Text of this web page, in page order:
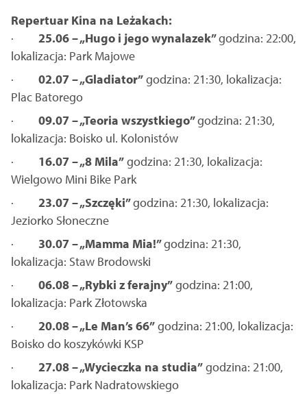
Repertuar Kina na Leżakach:
· 25.06 – „Hugo i jego wynalazek”godzina: 22:00,
lokalizacja: Park Majowe
· 02.07 – „Gladiator”godzina: 21:30, lokalizacja:
Plac Batorego
· 09.07 – „Teoria wszystkiego”godzina: 21:30,
lokalizacja: Boisko ul. Kolonistów
· 16.07 – „8 Mila”godzina: 21:30, lokalizacja:
Wielgowo Mini Bike Park
· 23.07 – „Szczęki”godzina: 21:30, lokalizacja:
Jeziorko Słoneczne
· 30.07 – „Mamma Mia!”godzina: 21:30,
lokalizacja: Staw Brodowski
· 06.08 – „Rybki z ferajny”godzina: 21:00,
lokalizacja: Park Złotowska
· 20.08 – „Le Man’s 66”godzina: 21:00, lokalizacja:
Boisko do koszykówki KSP
· 27.08 – „Wycieczka na studia”godzina: 21:00,
lokalizacja: Park Nadratowskiego